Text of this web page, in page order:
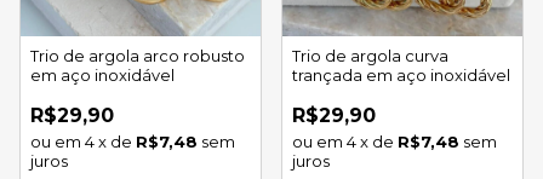
Trio de argola arco robusto
em aço inoxidável
R$29,90
4x de R$7,48 sem
juros
Trio de argola curva
trançada em aço inoxidável
R$29,90
4x de R$7,48 sem
juros